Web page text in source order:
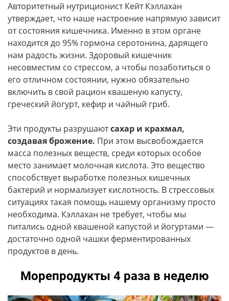
Авторитетный нутриционист Кейт Кэллахан
утверждает, что наше настроение напрямую зависит
от состояния кишечника. Именно в этом органе
находится до 95% гормона серотонина, дарящего
нам радость жизни. Здоровый кишечник
несовместим со стрессом, а чтобы позаботиться о
его отличном состоянии, нужно обязательно
включить в свой рацион квашеную капусту,
греческий йогурт, кефир и чайный гриб.
Эти продукты разрушаютсахар и крахмал,
создавая брожение. При этом высвобождается
масса полезных веществ, среди которых особое
место занимает молочная кислота. Это вещество
способствует выработке полезных кишечных
бактерий и нормализует кислотность. В стрессовых
ситуациях такая помощь нашему организму просто
необходима. Кэллахан не требует, чтобы мы
питались одной квашеной капустой и йогуртами —
достаточно одной чашки ферментированных
продуктов в день.
Морепродукты 4 раза в неделю